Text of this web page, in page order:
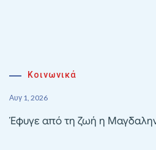
Κοινωνικά
Αυγ 1, 2026
Έφυγε από τη ζωή η